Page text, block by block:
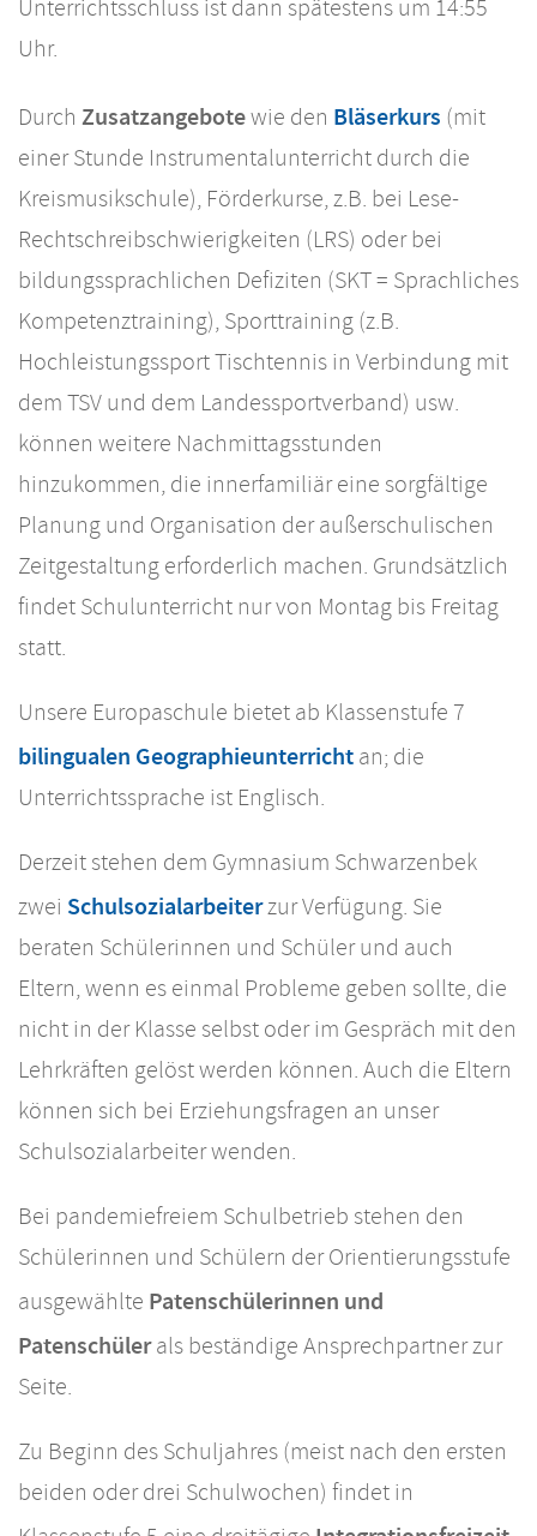
Unterrichtsschluss ist dann spätestens um 14:55
Uhr.
Durch Zusatzangebotewie den Bläserkurs (mit
einer Stunde Instrumentalunterricht durch die
Kreismusikschule), Förderkurse, z.B. bei Lese-
Rechtschreibschwierigkeiten (LRS) oder bei
bildungssprachlichen Defiziten (SKT = Sprachliches
Kompetenztraining), Sporttraining (z.B.
Hochleistungssport Tischtennis in Verbindung mit
dem TSV und dem Landessportverband) usw.
können weitere Nachmittagsstunden
hinzukommen, die innerfamiliär eine sorgfältige
Planung und Organisation der außerschulischen
Zeitgestaltung erforderlich machen. Grundsätzlich
findet Schulunterricht nur von Montag bis Freitag
statt.
Unsere Europaschule bietet ab Klassenstufe 7
bilingualen Geographieunterrichtan; die
Unterrichtssprache ist Englisch.
Derzeit stehen dem Gymnasium Schwarzenbek
zwei Schulsozialarbeiterzur Verfügung. Sie
beraten Schülerinnen und Schüler und auch
Eltern, wenn es einmal Probleme geben sollte, die
nicht in der Klasse selbst oder im Gespräch mit den
Lehrkräften gelöst werden können. Auch die Eltern
können sich bei Erziehungsfragen an unser
Schulsozialarbeiter wenden.
Bei pandemiefreiem Schulbetrieb stehen den
Schülerinnen und Schülern der Orientierungsstufe
ausgewählte Patenschülerinnen und
Patenschülerals beständige Ansprechpartner zur
Seite.
Zu Beginn des Schuljahres (meist nach den ersten
beiden oder drei Schulwochen) findet in